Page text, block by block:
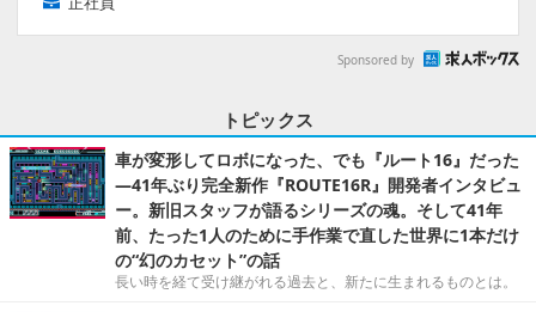
Sponsored by
トピックス
車が変形してロボになった、でも『ルート16』だった
―41年ぶり完全新作『ROUTE16R』開発者インタビュ
ー。新旧スタッフが語るシリーズの魂。そして41年
前、たった1人のために手作業で直した世界に1本だけ
の“幻のカセット”の話
長い時を経て受け継がれる過去と、新たに生まれるものとは。